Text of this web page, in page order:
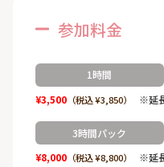
参加料金
1時間
¥3,500（税込 ¥3,850） ※延
3時間パック
¥8,000（税込 ¥8,800） ※延